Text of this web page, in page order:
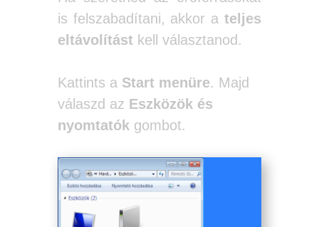
is felszabadítani, akkor ateljes
eltávolítástkell választanod.
Kattints a Start menüre. Majd
válaszd az Eszközök és
nyomtatókgombot.